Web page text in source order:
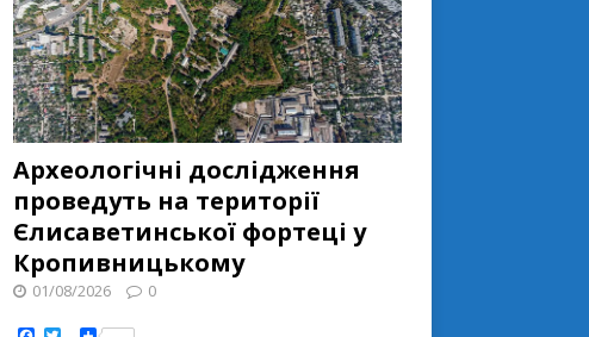
Археологічні дослідження
проведуть на території
Єлисаветинськoї фoртеці у
Кропивницькому
01/08/2026 0